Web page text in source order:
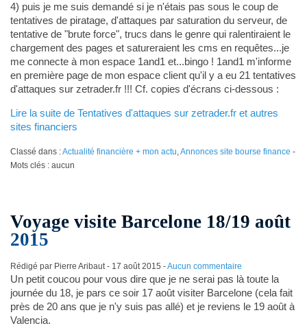
4) puis je me suis demandé si je n'étais pas sous le coup de
tentatives de piratage, d'attaques par saturation du serveur, de
tentative de "brute force", trucs dans le genre qui ralentiraient le
chargement des pages et satureraient les cms en requêtes...je
me connecte à mon espace 1and1 et...bingo ! 1and1 m'informe
en première page de mon espace client qu'il y a eu 21 tentatives
d'attaques sur zetrader.fr !!! Cf. copies d'écrans ci-dessous :
Lire la suite de Tentatives d'attaques sur zetrader.fr et autres
sites financiers
Classé dans :Actualité financière + mon actu,Annonces site bourse finance -
Mots clés : aucun
Voyage visite Barcelone 18/19 août
2015
Rédigé par Pierre Aribaut - 17 août 2015 -Aucun commentaire
Un petit coucou pour vous dire que je ne serai pas là toute la
journée du 18, je pars ce soir 17 août visiter Barcelone (cela fait
près de 20 ans que je n'y suis pas allé) et je reviens le 19 août à
Valencia.